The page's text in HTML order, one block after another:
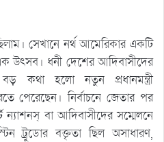
সেখানে নর্থ আমেরিকার একটি
উৎসব। ধনী দেশের আদিবাসীদের
কথা হলো নতুন প্রধানমন্ত্রী
পেরেছেন। নির্বাচনে জেতার পর
ন্যাশনস্‌ বা আদিবাসীদের সম্মেলনে
ট্রুডোর বক্তৃতা ছিল অসাধারণ,